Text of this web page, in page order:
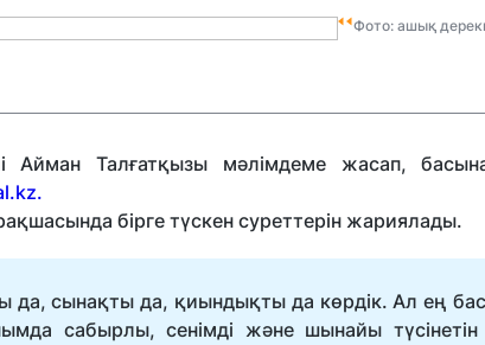
Фото: ашық
Айман Талғатқызы мәлімдеме жасап,
бірге түскен суреттерін жариялады.
да, сынақты да, қиындықты да көрдік. Ал ең
сабырлы, сенімді және шынайы